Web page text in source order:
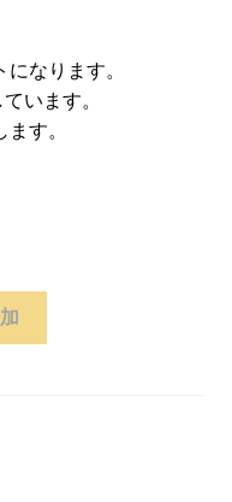
なります。
います。
す。